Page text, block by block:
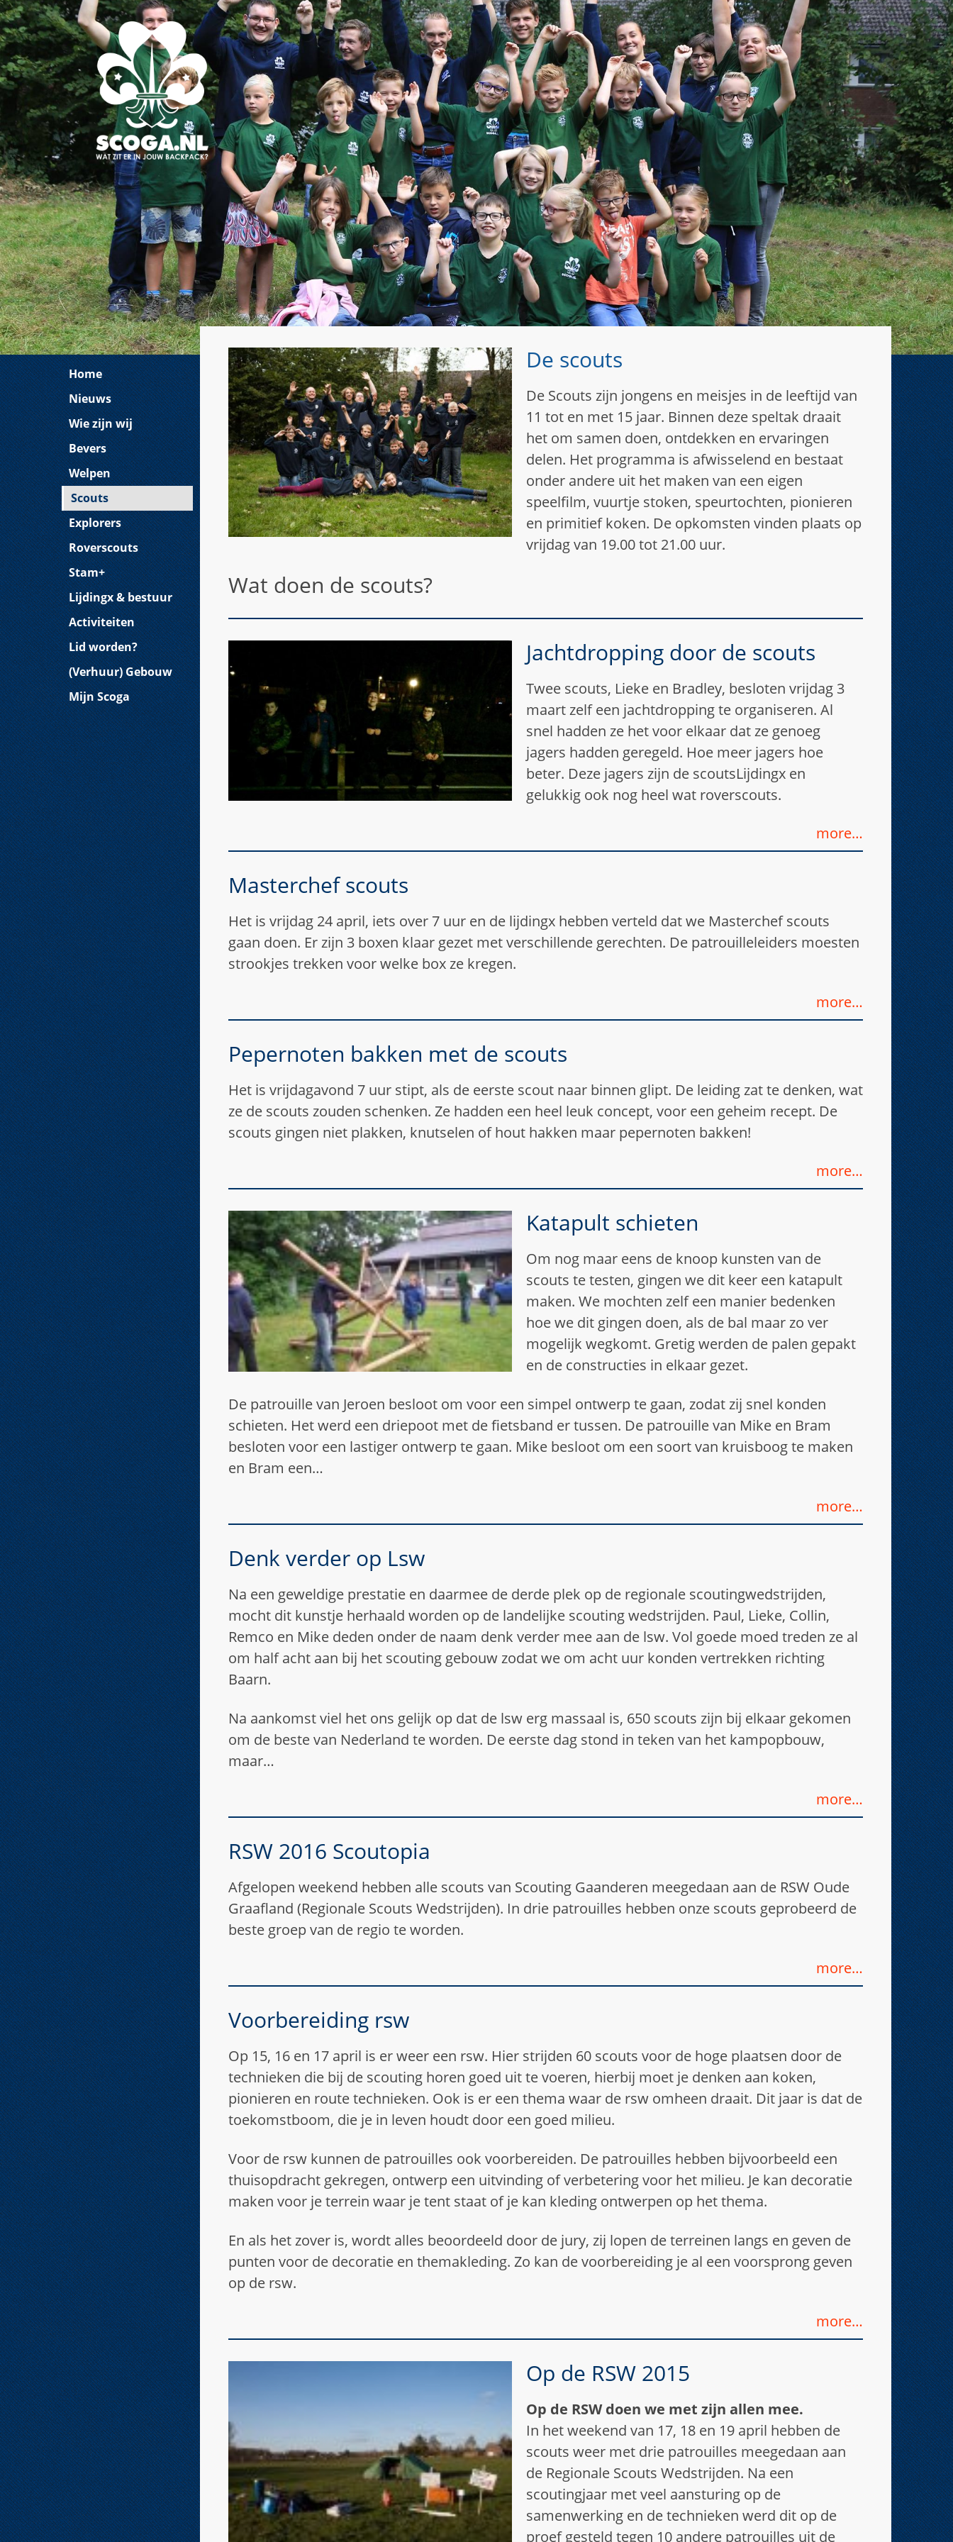
Home
Nieuws
Wie zijn wij
Bevers
Welpen
Scouts
Explorers
Roverscouts
Stam+
Lijdingx & bestuur
Activiteiten
Lid worden?
(Verhuur) Gebouw
Mijn Scoga
De scouts
De Scouts zijn jongens en meisjes in de leeftijd van
11 tot en met 15 jaar. Binnen deze speltak draait
het om samen doen, ontdekken en ervaringen
delen. Het programma is afwisselend en bestaat
onder andere uit het maken van een eigen
speelfilm, vuurtje stoken, speurtochten, pionieren
en primitief koken. De opkomsten vinden plaats op
vrijdag van 19.00 tot 21.00 uur.
Wat doen de scouts?
Jachtdropping door de scouts
Twee scouts, Lieke en Bradley, besloten vrijdag 3
maart zelf een jachtdropping te organiseren. Al
snel hadden ze het voor elkaar dat ze genoeg
jagers hadden geregeld. Hoe meer jagers hoe
beter. Deze jagers zijn de scoutsLijdingx en
gelukkig ook nog heel wat roverscouts.
more…
Masterchef scouts
Het is vrijdag 24 april, iets over 7 uur en de lijdingx hebben verteld dat we Masterchef scouts
gaan doen. Er zijn 3 boxen klaar gezet met verschillende gerechten. De patrouilleleiders moesten
strookjes trekken voor welke box ze kregen.
more…
Pepernoten bakken met de scouts
Het is vrijdagavond 7 uur stipt, als de eerste scout naar binnen glipt. De leiding zat te denken, wat
ze de scouts zouden schenken. Ze hadden een heel leuk concept, voor een geheim recept. De
scouts gingen niet plakken, knutselen of hout hakken maar pepernoten bakken!
more…
Katapult schieten
Om nog maar eens de knoop kunsten van de
scouts te testen, gingen we dit keer een katapult
maken. We mochten zelf een manier bedenken
hoe we dit gingen doen, als de bal maar zo ver
mogelijk wegkomt. Gretig werden de palen gepakt
en de constructies in elkaar gezet.
De patrouille van Jeroen besloot om voor een simpel ontwerp te gaan, zodat zij snel konden
schieten. Het werd een driepoot met de fietsband er tussen. De patrouille van Mike en Bram
besloten voor een lastiger ontwerp te gaan. Mike besloot om een soort van kruisboog te maken
en Bram een…
more…
Denk verder op Lsw
Na een geweldige prestatie en daarmee de derde plek op de regionale scoutingwedstrijden,
mocht dit kunstje herhaald worden op de landelijke scouting wedstrijden. Paul, Lieke, Collin,
Remco en Mike deden onder de naam denk verder mee aan de lsw. Vol goede moed treden ze al
om half acht aan bij het scouting gebouw zodat we om acht uur konden vertrekken richting
Baarn.
Na aankomst viel het ons gelijk op dat de lsw erg massaal is, 650 scouts zijn bij elkaar gekomen
om de beste van Nederland te worden. De eerste dag stond in teken van het kampopbouw,
maar…
more…
RSW 2016 Scoutopia
Afgelopen weekend hebben alle scouts van Scouting Gaanderen meegedaan aan de RSW Oude
Graafland (Regionale Scouts Wedstrijden). In drie patrouilles hebben onze scouts geprobeerd de
beste groep van de regio te worden.
more…
Voorbereiding rsw
Op 15, 16 en 17 april is er weer een rsw. Hier strijden 60 scouts voor de hoge plaatsen door de
technieken die bij de scouting horen goed uit te voeren, hierbij moet je denken aan koken,
pionieren en route technieken. Ook is er een thema waar de rsw omheen draait. Dit jaar is dat de
toekomstboom, die je in leven houdt door een goed milieu.
Voor de rsw kunnen de patrouilles ook voorbereiden. De patrouilles hebben bijvoorbeeld een
thuisopdracht gekregen, ontwerp een uitvinding of verbetering voor het milieu. Je kan decoratie
maken voor je terrein waar je tent staat of je kan kleding ontwerpen op het thema.
En als het zover is, wordt alles beoordeeld door de jury, zij lopen de terreinen langs en geven de
punten voor de decoratie en themakleding. Zo kan de voorbereiding je al een voorsprong geven
op de rsw.
more…
Op de RSW 2015
Op de RSW doen we met zijn allen mee.
In het weekend van 17, 18 en 19 april hebben de
scouts weer met drie patrouilles meegedaan aan
de Regionale Scouts Wedstrijden. Na een
scoutingjaar met veel aansturing op de
samenwerking en de technieken werd dit op de
proef gesteld tegen 10 andere patrouilles uit de